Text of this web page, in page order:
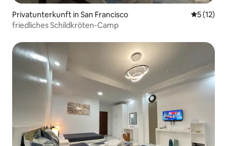
Privatunterkunft in San Francisco
5 (12)
friedliches Schildkröten-Camp